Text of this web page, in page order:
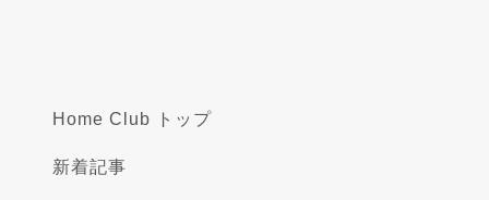
Home Club トップ
新着記事